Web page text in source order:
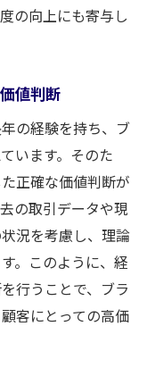
の向上にも寄与し
値判断
の経験を持ち、ブ
います。そのた
正確な価値判断が
の取引データや現
況を考慮し、理論
。このように、経
行うことで、ブラ
客にとっての高価